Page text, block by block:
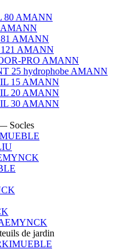
80 AMANN
AMANN
AMANN
AMANN
PRO AMANN
25 hydrophobe AMANN
15 AMANN
20 AMANN
30 AMANN
Socles
de jardin